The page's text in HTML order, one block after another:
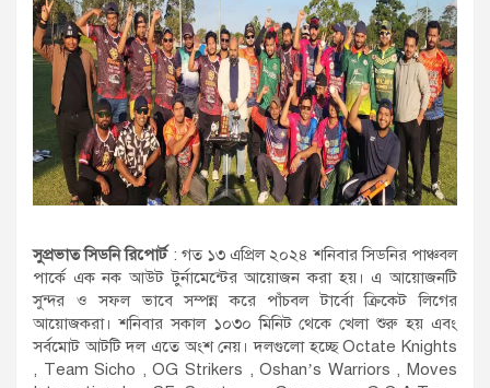
সুপ্রভাত সিডনি রিপোর্ট: গত ১৩ এপ্রিল ২০২৪ শনিবার সিডনির পাঞ্চবল
পার্কে এক নক আউট টুর্নামেন্টের আয়োজন করা হয়। এ আয়োজনটি
সুন্দর ও সফল ভাবে সম্পন্ন করে পাঁচবল টার্বো ক্রিকেট লিগের
আয়োজকরা। শনিবার সকাল ১০৩০ মিনিট থেকে খেলা শুরু হয় এবং
সর্বমোট আটটি দল এতে অংশ নেয়। দলগুলো হচ্ছে Octate Knights
, Team Sicho , OG Strikers , Oshan’s Warriors , Moves